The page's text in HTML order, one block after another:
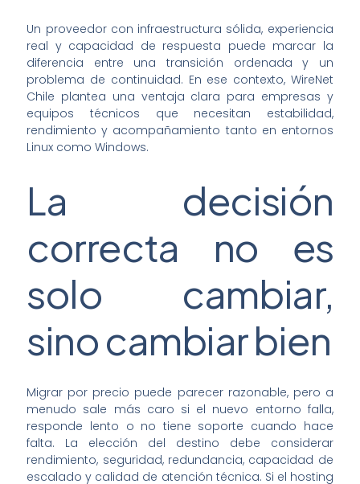
Un proveedor con infraestructura sólida, experiencia
real y capacidad de respuesta puede marcar la
diferencia entre una transición ordenada y un
problema de continuidad. En ese contexto, WireNet
Chile plantea una ventaja clara para empresas y
equipos técnicos que necesitan estabilidad,
rendimiento y acompañamiento tanto en entornos
Linux como Windows.
La decisión
correcta no es
solo cambiar,
sino cambiar bien
Migrar por precio puede parecer razonable, pero a
menudo sale más caro si el nuevo entorno falla,
responde lento o no tiene soporte cuando hace
falta. La elección del destino debe considerar
rendimiento, seguridad, redundancia, capacidad de
escalado y calidad de atención técnica. Si el hosting